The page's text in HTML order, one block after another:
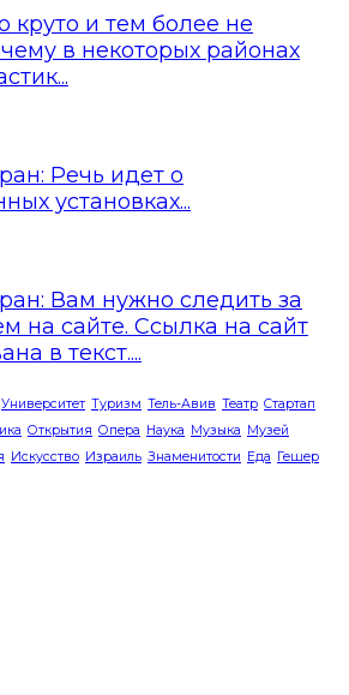
круто и тем более не
в некоторых районах
Речь идет о
установках...
Вам нужно следить за
на сайте. Ссылка на сайт
в текст....
Университет Туризм Тель-Авив Театр Стартап
Открытия Опера Наука Музыка Музей
Искусство Израиль Знаменитости Еда Гешер